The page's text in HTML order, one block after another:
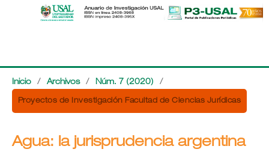
Inicio / Archivos / Núm. 7 (2020) /
Proyectos de Investigación Facultad de Ciencias Jurídicas
Agua: la jurisprudencia argentina